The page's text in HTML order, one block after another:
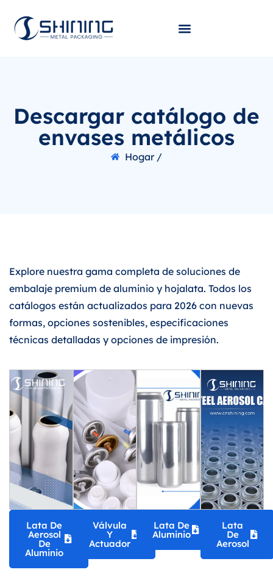
Descargar catálogo de
envases metálicos
Hogar /
Explore nuestra gama completa de soluciones de
embalaje premium de aluminio y hojalata. Todos los
catálogos están actualizados para 2026 con nuevas
formas, opciones sostenibles, especificaciones
técnicas detalladas y opciones de impresión.
Lata De
Aerosol
De
Aluminio
Válvula
Y
Actuador
Lata De
Aluminio
Lata
De
Aerosol